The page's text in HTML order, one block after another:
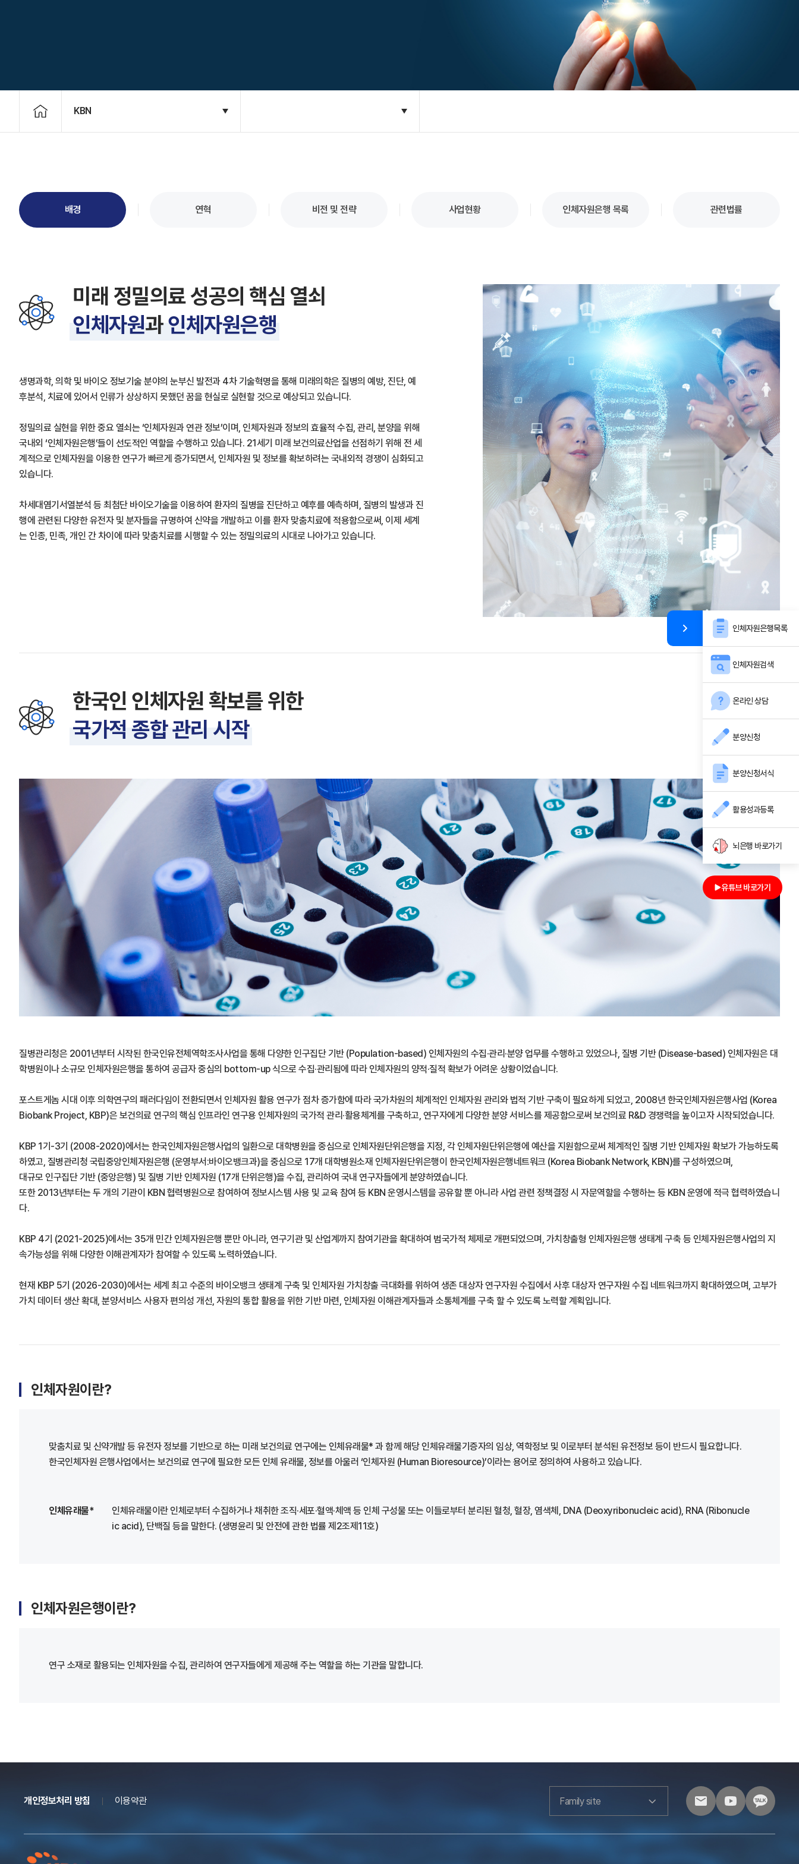
KBN
배경 연혁 비전 및 전략 사업현황 인체자원은행 목록 관련법률
미래 정밀의료 성공의 핵심 열쇠
인체자원과인체자원은행
생명과학, 의학 및 바이오 정보기술 분야의 눈부신 발전과 4차 기술혁명을 통해 미래의학은 질병의 예방, 진단, 예
후분석, 치료에 있어서 인류가 상상하지 못했던 꿈을 현실로 실현할 것으로 예상되고 있습니다.
정밀의료 실현을 위한 중요 열쇠는 ‘인체자원과 연관 정보’이며, 인체자원과 정보의 효율적 수집, 관리, 분양을 위해
국내외 ‘인체자원은행’들이 선도적인 역할을 수행하고 있습니다. 21세기 미래 보건의료산업을 선점하기 위해 전 세
계적으로 인체자원을 이용한 연구가 빠르게 증가되면서, 인체자원 및 정보를 확보하려는 국내외적 경쟁이 심화되고
있습니다.
차세대염기서열분석 등 최첨단 바이오기술을 이용하여 환자의 질병을 진단하고 예후를 예측하며, 질병의 발생과 진
행에 관련된 다양한 유전자 및 분자들을 규명하여 신약을 개발하고 이를 환자 맞춤치료에 적용함으로써, 이제 세계
는 인종, 민족, 개인 간 차이에 따라 맞춤치료를 시행할 수 있는 정밀의료의 시대로 나아가고 있습니다.
한국인 인체자원 확보를 위한
국가적 종합 관리 시작
질병관리청은 2001년부터 시작된 한국인유전체역학조사사업을 통해 다양한 인구집단 기반 (Population-based) 인체자원의 수집·관리·분양 업무를 수행하고 있었으나, 질병 기반 (Disease-based) 인체자원은 대
학병원이나 소규모 인체자원은행을 통하여 공급자 중심의 bottom-up 식으로 수집·관리됨에 따라 인체자원의 양적·질적 확보가 어려운 상황이었습니다.
포스트게놈 시대 이후 의학연구의 패러다임이 전환되면서 인체자원 활용 연구가 점차 증가함에 따라 국가차원의 체계적인 인체자원 관리와 법적 기반 구축이 필요하게 되었고, 2008년 한국인체자원은행사업 (Korea
Biobank Project, KBP)은 보건의료 연구의 핵심 인프라인 연구용 인체자원의 국가적 관리·활용체계를 구축하고, 연구자에게 다양한 분양 서비스를 제공함으로써 보건의료 R&D 경쟁력을 높이고자 시작되었습니다.
KBP 1기-3기 (2008-2020)에서는 한국인체자원은행사업의 일환으로 대학병원을 중심으로 인체자원단위은행을 지정, 각 인체자원단위은행에 예산을 지원함으로써 체계적인 질병 기반 인체자원 확보가 가능하도록
하였고, 질병관리청 국립중앙인체자원은행 (운영부서:바이오뱅크과)을 중심으로 17개 대학병원소재 인체자원단위은행이 한국인체자원은행네트워크 (Korea Biobank Network, KBN)를 구성하였으며,
대규모 인구집단 기반 (중앙은행) 및 질병 기반 인체자원 (17개 단위은행)을 수집, 관리하여 국내 연구자들에게 분양하였습니다.
또한 2013년부터는 두 개의 기관이 KBN 협력병원으로 참여하여 정보시스템 사용 및 교육 참여 등 KBN 운영시스템을 공유할 뿐 아니라 사업 관련 정책결정 시 자문역할을 수행하는 등 KBN 운영에 적극 협력하였습니
다.
KBP 4기 (2021-2025)에서는 35개 민간 인체자원은행 뿐만 아니라, 연구기관 및 산업계까지 참여기관을 확대하여 범국가적 체제로 개편되었으며, 가치창출형 인체자원은행 생태계 구축 등 인체자원은행사업의 지
속가능성을 위해 다양한 이해관계자가 참여할 수 있도록 노력하였습니다.
현재 KBP 5기 (2026-2030)에서는 세계 최고 수준의 바이오뱅크 생태계 구축 및 인체자원 가치창출 극대화를 위하여 생존 대상자 연구자원 수집에서 사후 대상자 연구자원 수집 네트워크까지 확대하였으며, 고부가
가치 데이터 생산 확대, 분양서비스 사용자 편의성 개선, 자원의 통합 활용을 위한 기반 마련, 인체자원 이해관계자들과 소통체계를 구축 할 수 있도록 노력할 계획입니다.
인체자원이란?
맞춤치료 및 신약개발 등 유전자 정보를 기반으로 하는 미래 보건의료 연구에는 인체유래물* 과 함께 해당 인체유래물기증자의 임상, 역학정보 및 이로부터 분석된 유전정보 등이 반드시 필요합니다.
한국인체자원 은행사업에서는 보건의료 연구에 필요한 모든 인체 유래물, 정보를 아울러 ‘인체자원 (Human Bioresource)’이라는 용어로 정의하여 사용하고 있습니다.
인체유래물*
인체유래물이란 인체로부터 수집하거나 채취한 조직·세포·혈액·체액 등 인체 구성물 또는 이들로부터 분리된 혈청, 혈장, 염색체, DNA (Deoxyribonucleic acid), RNA (Ribonucle
ic acid), 단백질 등을 말한다. (생명윤리 및 안전에 관한 법률 제2조제11호)
인체자원은행이란?
연구 소재로 활용되는 인체자원을 수집, 관리하여 연구자들에게 제공해 주는 역할을 하는 기관을 말합니다.
개인정보처리 방침 이용약관 Family site
인체자원은행목록
인체자원검색
온라인 상담
분양신청
분양신청서식
활용성과등록
뇌은행 바로가기
유튜브 바로가기